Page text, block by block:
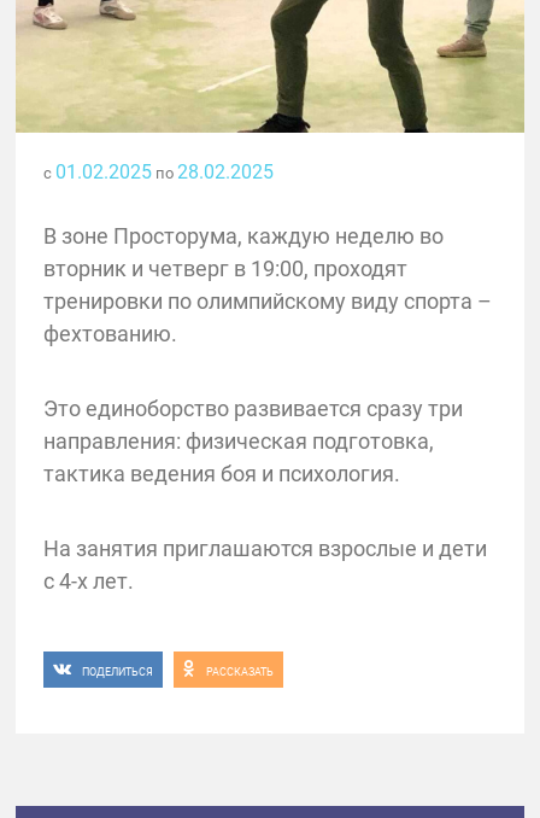
с 01.02.2025 по 28.02.2025
В зоне Просторума, каждую неделю во
вторник и четверг в 19:00, проходят
тренировки по олимпийскому виду спорта –
фехтованию.
Это единоборство развивается сразу три
направления: физическая подготовка,
тактика ведения боя и психология.
На занятия приглашаются взрослые и дети
с 4-х лет.
ПОДЕЛИТЬСЯ РАССКАЗАТЬ